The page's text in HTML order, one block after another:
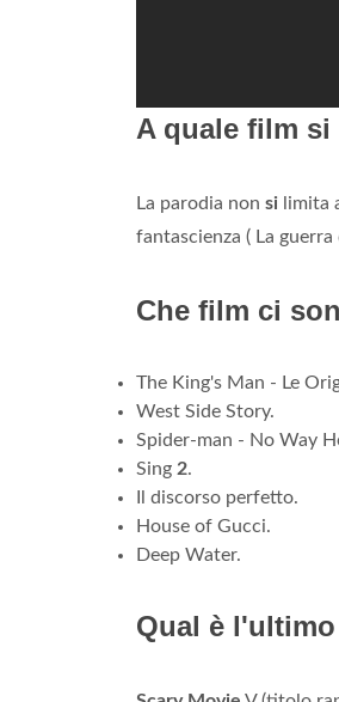
A quale film si
La parodia non si limita
fantascienza ( La guerra
Che film ci
The King's Man - Le
West Side Story.
Spider-man - No Way
Sing 2.
Il discorso perfetto.
House of Gucci.
Deep Water.
Qual è